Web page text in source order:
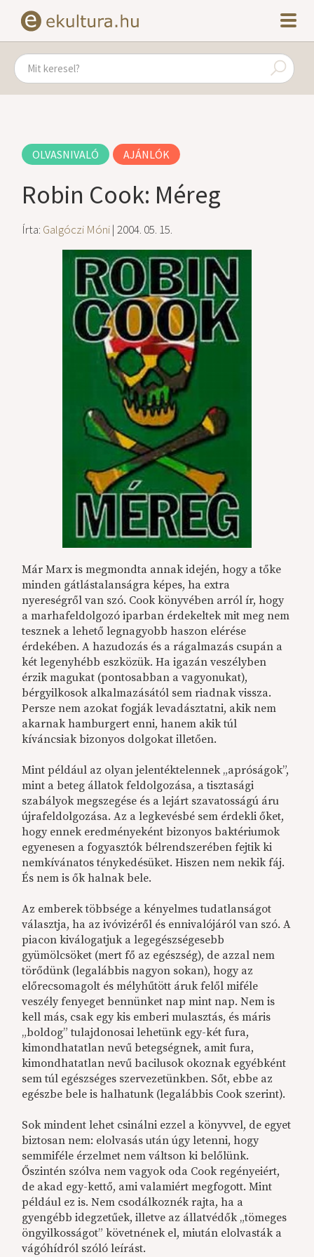
OLVASNIVALÓ AJÁNLÓK
Robin Cook: Méreg
Írta: Galgóczi Móni| 2004. 05. 15.
Már Marx is megmondta annak idején, hogy a tőke
minden gátlástalanságra képes, ha extra
nyereségről van szó. Cook könyvében arról ír, hogy
a marhafeldolgozó iparban érdekeltek mit meg nem
tesznek a lehető legnagyobb haszon elérése
érdekében. A hazudozás és a rágalmazás csupán a
két legenyhébb eszközük. Ha igazán veszélyben
érzik magukat (pontosabban a vagyonukat),
bérgyilkosok alkalmazásától sem riadnak vissza.
Persze nem azokat fogják levadásztatni, akik nem
akarnak hamburgert enni, hanem akik túl
kíváncsiak bizonyos dolgokat illetően.
Mint például az olyan jelentéktelennek „apróságok”,
mint a beteg állatok feldolgozása, a tisztasági
szabályok megszegése és a lejárt szavatosságú áru
újrafeldolgozása. Az a legkevésbé sem érdekli őket,
hogy ennek eredményeként bizonyos baktériumok
egyenesen a fogyasztók bélrendszerében fejtik ki
nemkívánatos ténykedésüket. Hiszen nem nekik fáj.
És nem is ők halnak bele.
Az emberek többsége a kényelmes tudatlanságot
választja, ha az ivóvizéről és ennivalójáról van szó. A
piacon kiválogatjuk a legegészségesebb
gyümölcsöket (mert fő az egészség), de azzal nem
törődünk (legalábbis nagyon sokan), hogy az
előrecsomagolt és mélyhűtött áruk felől miféle
veszély fenyeget bennünket nap mint nap. Nem is
kell más, csak egy kis emberi mulasztás, és máris
„boldog” tulajdonosai lehetünk egy-két fura,
kimondhatatlan nevű betegségnek, amit fura,
kimondhatatlan nevű bacilusok okoznak egyébként
sem túl egészséges szervezetünkben. Sőt, ebbe az
egészbe bele is halhatunk (legalábbis Cook szerint).
Sok mindent lehet csinálni ezzel a könyvvel, de egyet
biztosan nem: elolvasás után úgy letenni, hogy
semmiféle érzelmet nem váltson ki belőlünk.
Őszintén szólva nem vagyok oda Cook regényeiért,
de akad egy-kettő, ami valamiért megfogott. Mint
például ez is. Nem csodálkoznék rajta, ha a
gyengébb idegzetűek, illetve az állatvédők „tömeges
öngyilkosságot” követnének el, miután elolvasták a
vágóhídról szóló leírást.